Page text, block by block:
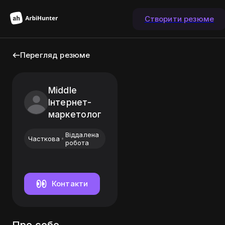
Створити резюме
Перегляд резюме
Middle
Інтернет-
маркетолог
Часткова
Віддалена
робота
Контакти